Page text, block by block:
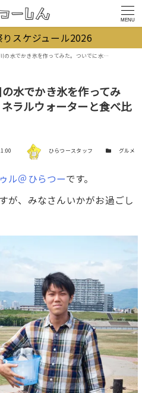
MENU
スケジュール2026
作ってみた。ついでに水道水やミネラルウォーターと食べ比べも
水でかき氷を作ってみ
ラルウォーターと食べ比
著者 ひらつースタッフ カテゴリー
グルメ
ル＠ひらつーです。
が、みなさんいかがお過ごし